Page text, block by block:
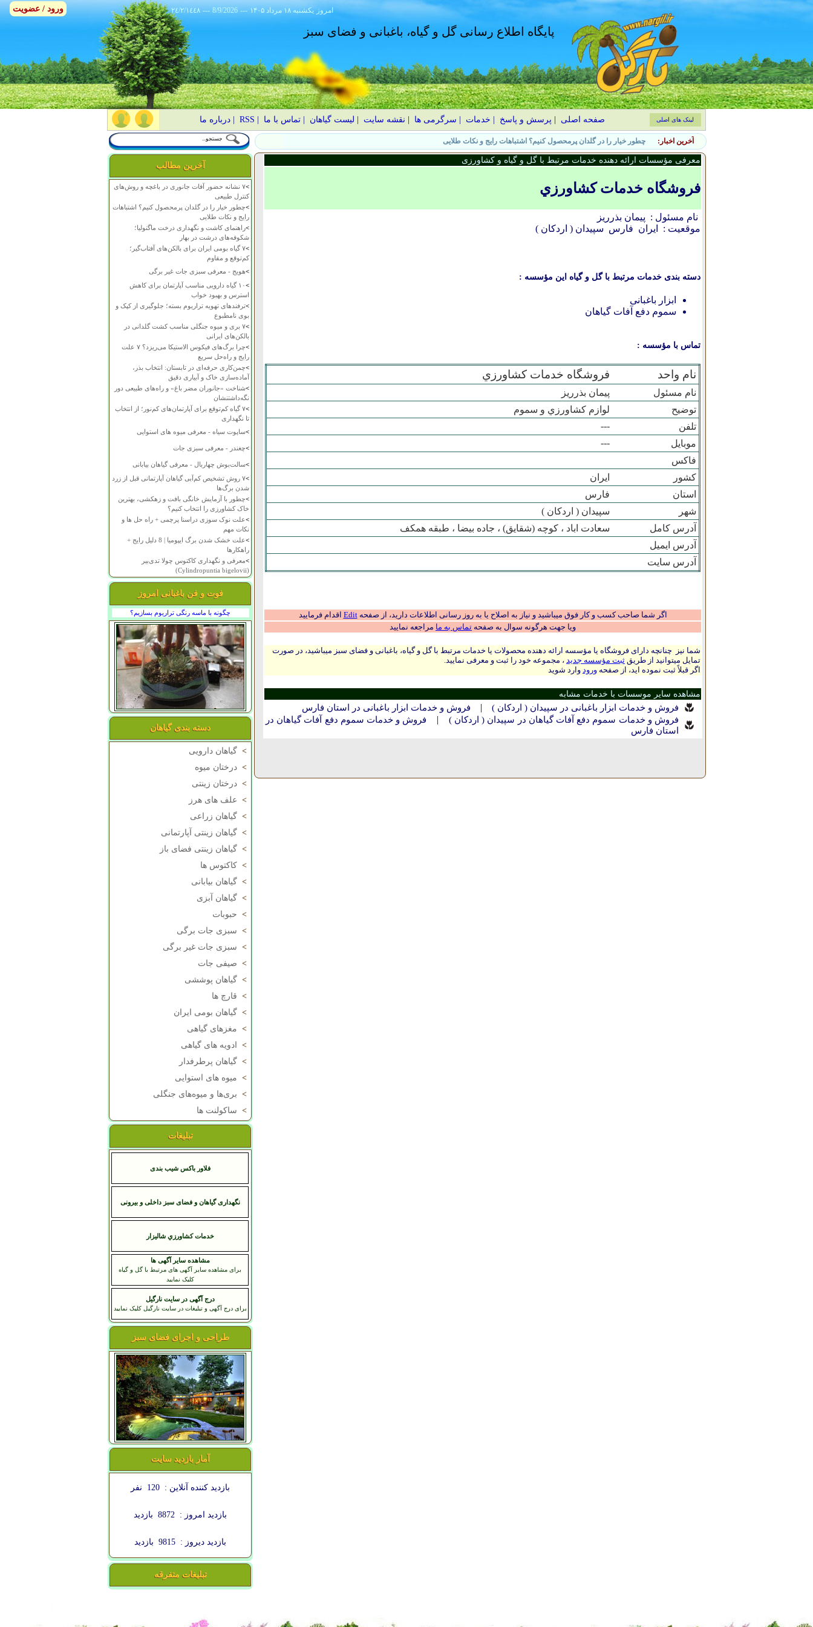
٢٤/٢/١٤٤٨ --- 8/9/2026 --- ۱۴۰۵ يکشنبه ۱۸ مرداد امروز
پایگاه اطلاع رسانی گل و گیاه، باغبانی و فضای سبز
صفحه اصلی پرسش و پاسخ خدمات سرگرمی ها نقشه سایت لیست گیاهان |تماس با ما RSS
|درباره ما لینک های اصلی
آخرین اخبار: راهنمای کاشت و نگهداری درخت ماگنولیا؛ شکوفه‌های درشت در بهار
آخرین مطالب
>
۷ نشانه حضور آفات جانوری در باغچه و روش‌های
کنترل طبیعی
>چطور خیار را در گلدان پرمحصول کنیم؟ اشتباهات
رایج و نکات طلایی
>راهنمای کاشت و نگهداری درخت ماگنولیا؛
شکوفه‌های درشت در بهار
>
۷ گیاه بومی ایران برای بالکن‌های آفتاب‌گیر؛
کم‌توقع و مقاوم
>هویج - معرفی سبزی جات غیر برگی
>
۱۰ گیاه دارویی مناسب آپارتمان برای کاهش
استرس و بهبود خواب
>ترفندهای تهویه تراریوم بسته؛ جلوگیری از کپک و
بوی نامطبوع
>
۷ بری و میوه جنگلی مناسب کشت گلدانی در
بالکن‌های ایرانی
>
چرا برگ‌های فیکوس الاستیکا می‌ریزد؟ ۷ علت
رایج و راه‌حل سریع
>چمن‌کاری حرفه‌ای در تابستان: انتخاب بذر،
آماده‌سازی خاک و آبیاری دقیق
>شناخت «جانوران مضر باغ» و راه‌های طبیعی دور
نگه‌داشتنشان
>
۷ گیاه کم‌توقع برای آپارتمان‌های کم‌نور؛ از انتخاب
تا نگهداری
>ساپوت سیاه - معرفی میوه های استوایی
>چغندر - معرفی سبزی جات
>سالت‌بوش چهاربال - معرفی گیاهان بیابانی
>
۷ روش تشخیص کم‌آبی گیاهان آپارتمانی قبل از زرد
شدن برگ‌ها
>چطور با آزمایش خانگی بافت و زهکشی، بهترین
خاک کشاورزی را انتخاب کنیم؟
>علت نوک سوزی دراسنا پرچمی + راه حل ها و
نکات مهم
>
علت خشک شدن برگ ایپومیا | 8 دلیل رایج +
راهکارها
>معرفی و نگهداری کاکتوس چولا تدی‌بیر
(Cylindropuntia bigelovii)
فوت و فن باغبانی امروز
چگونه با ماسه رنگی تراریوم بسازیم؟
دسته بندی گیاهان
> گیاهان دارویی
> درختان میوه
> درختان زینتی
> علف های هرز
> گیاهان زراعی
> گیاهان زینتی آپارتمانی
> گیاهان زینتی فضای باز
> کاکتوس ها
> گیاهان بیابانی
> گیاهان آبزی
> حبوبات
> سبزی جات برگی
> سبزی جات غیر برگی
> صیفی جات
> گیاهان پوششی
> قارچ ها
> گیاهان بومی ایران
> مغزهای گیاهی
>
ادویه های گیاهی
> گیاهان پرطرفدار
> میوه های استوایی
> بری‌ها و میوه‌های جنگلی
> ساکولنت ها
تبلیغات
فلاور باکس شیب بندی
نگهداری گیاهان و فضای سبز داخلی و بیرونی
خدمات کشاورزي شاليزار
مشاهده سایر آگهی ها
برای مشاهده سایر آگهی های مرتبط با گل و گیاه
کلیک نمایید
درج آگهی در سایت نارگیل
برای درج آگهی و تبلیغات در سایت نارگیل کلیک نمایید
طراحی و اجرای فضای سبز
آمار بازدید سایت
بازدید کننده آنلاین : 120 نفر
بازدید امروز : 8872 بازدید
بازدید دیروز : 9815 بازدید
تبلیغات متفرقه
معرفی مؤسسات ارائه دهنده خدمات مرتبط با گل و گیاه و کشاورزی
فروشگاه خدمات کشاورزي
نام مسئول : پيمان بذرريز
موقعیت :
ایران فارس سپيدان ( اردکان )
دسته بندی خدمات مرتبط با گل و گیاه این مؤسسه :
ابزار باغبانی
سموم دفع آفات گیاهان
تماس با مؤسسه :
نام واحد فروشگاه خدمات کشاورزي
نام مسئول
پيمان بذرريز
توضیح
لوازم کشاورزي و سموم
تلفن
---
موبایل
---
فاکس
کشور
ایران
استان
فارس
شهر
سپيدان ( اردکان )
آدرس کامل
سعادت اباد ، کوچه (شقايق) ، جاده بيضا ، طبقه همکف
آدرس ایمیل
آدرس سایت
اگر شما صاحب کسب و کار فوق میباشید و نیاز به اصلاح یا به روز رسانی اطلاعات دارید، از صفحهEdit اقدام فرمایید
ویا جهت هرگونه سوال به صفحه تماس به ما مراجعه نمایید
شما نیز چنانچه دارای فروشگاه یا مؤسسه ارائه دهنده محصولات یا خدمات مرتبط با گل و گیاه، باغبانی و فضای سبز میباشید، در صورت
تمایل میتوانید از طریق ثبت مؤسسه جدید ، مجموعه خود را ثبت و معرفی نمایید.
اگر قبلاً ثبت نموده اید، از صفحه ورود وارد شوید
مشاهده سایر موسسات با خدمات مشابه
فروش و خدمات ابزار باغبانی در سپيدان ( اردکان ) | فروش و خدمات ابزار باغبانی در استان فارس
فروش و خدمات سموم دفع آفات گیاهان در سپيدان ( اردکان ) |
فروش و خدمات سموم دفع آفات گیاهان در
استان فارس
ورود / عضویت